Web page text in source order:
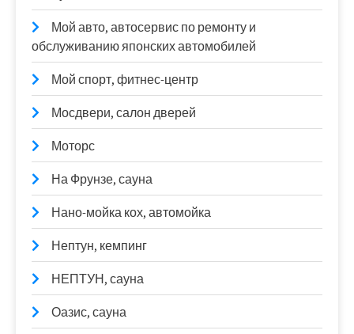
Мой авто, автосервис по ремонту и
обслуживанию японских автомобилей
Мой спорт, фитнес-центр
Мосдвери, салон дверей
Моторс
На Фрунзе, сауна
Нано-мойка кох, автомойка
Нептун, кемпинг
НЕПТУН, сауна
Оазис, сауна